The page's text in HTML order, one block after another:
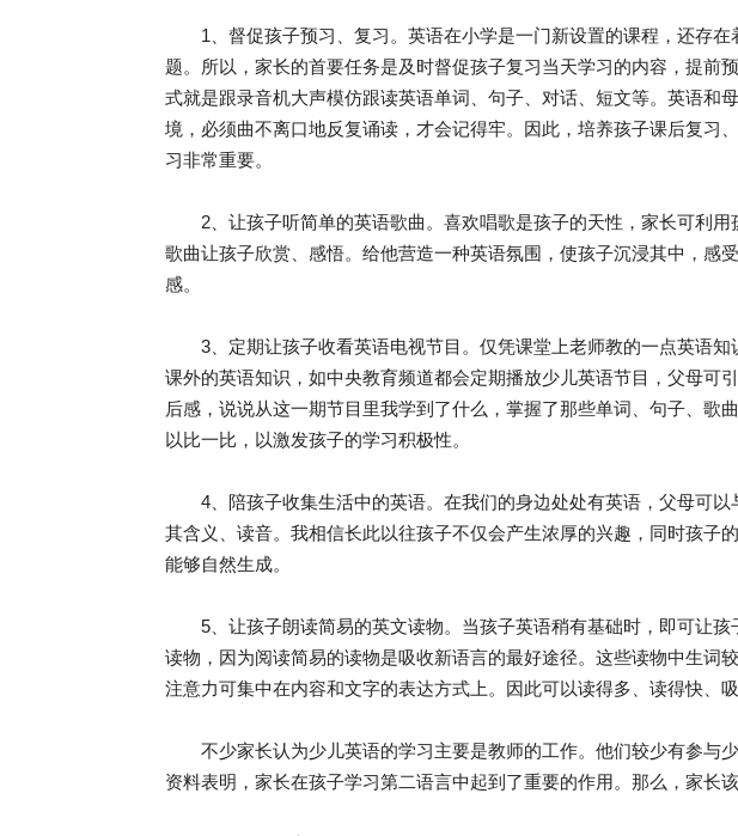
1、督促孩子预习、复习。英语在小学是一门新设置的课程，还存在
题。所以，家长的首要任务是及时督促孩子复习当天学习的内容，提前
式就是跟录音机大声模仿跟读英语单词、句子、对话、短文等。英语和
境，必须曲不离口地反复诵读，才会记得牢。因此，培养孩子课后复习
习非常重要。
2、让孩子听简单的英语歌曲。喜欢唱歌是孩子的天性，家长可利用
歌曲让孩子欣赏、感悟。给他营造一种英语氛围，使孩子沉浸其中，感
感。
3、定期让孩子收看英语电视节目。仅凭课堂上老师教的一点英语知
课外的英语知识，如中央教育频道都会定期播放少儿英语节目，父母可
后感，说说从这一期节目里我学到了什么，掌握了那些单词、句子、歌
以比一比，以激发孩子的学习积极性。
4、陪孩子收集生活中的英语。在我们的身边处处有英语，父母可以
其含义、读音。我相信长此以往孩子不仅会产生浓厚的兴趣，同时孩子
能够自然生成。
5、让孩子朗读简易的英文读物。当孩子英语稍有基础时，即可让孩
读物，因为阅读简易的读物是吸收新语言的最好途径。这些读物中生词
注意力可集中在内容和文字的表达方式上。因此可以读得多、读得快、吸
不少家长认为少儿英语的学习主要是教师的工作。他们较少有参与
资料表明，家长在孩子学习第二语言中起到了重要的作用。那么，家长